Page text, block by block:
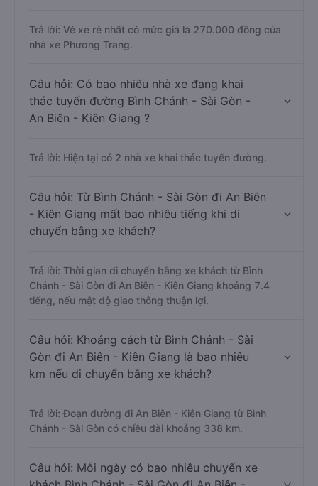
Trả lời: Vé xe rẻ nhất có mức giá là 270.000 đồng của
nhà xe Phương Trang.
Câu hỏi: Có bao nhiêu nhà xe đang khai
thác tuyến đường Bình Chánh - Sài Gòn -
An Biên - Kiên Giang ?
Trả lời: Hiện tại có 2 nhà xe khai thác tuyến đường.
Câu hỏi: Từ Bình Chánh - Sài Gòn đi An Biên
- Kiên Giang mất bao nhiêu tiếng khi di
chuyển bằng xe khách?
Trả lời: Thời gian di chuyển bằng xe khách từ Bình
Chánh - Sài Gòn đi An Biên - Kiên Giang khoảng 7.4
tiếng, nếu mật độ giao thông thuận lợi.
Câu hỏi: Khoảng cách từ Bình Chánh - Sài
Gòn đi An Biên - Kiên Giang là bao nhiêu
km nếu di chuyển bằng xe khách?
Trả lời: Đoạn đường đi An Biên - Kiên Giang từ Bình
Chánh - Sài Gòn có chiều dài khoảng 338 km.
Câu hỏi: Mỗi ngày có bao nhiêu chuyến xe